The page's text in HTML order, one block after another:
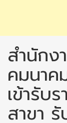
สำนักง
คมนา
เข้ารับ
สาขา